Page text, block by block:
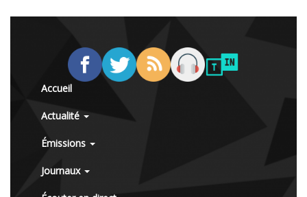
Accueil
Actualité
Émissions
Journaux